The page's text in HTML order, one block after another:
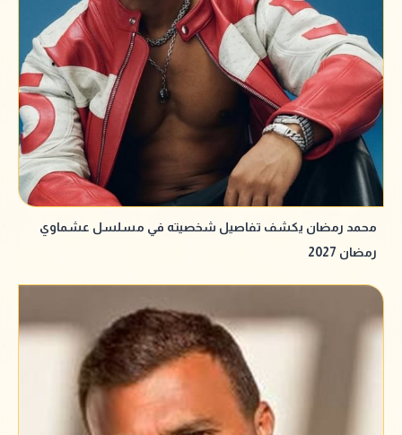
محمد رمضان يكشف تفاصيل شخصيته في مسلسل عشماوي
رمضان 2027